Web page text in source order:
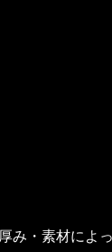
み・素材によ